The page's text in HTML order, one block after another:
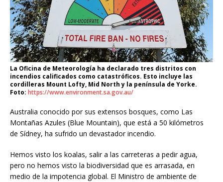
La Oficina de Meteorología ha declarado tres distritos con
incendios calificados como catastróficos. Esto incluye las
cordilleras Mount Lofty, Mid North y la península de Yorke.
Foto: https://www.environment.sa.gov.au/
Australia conocido por sus extensos bosques, como Las
Montañas Azules (Blue Mountain), que está a 50 kilómetros
de Sídney, ha sufrido un devastador incendio.
Hemos visto los koalas, salir a las carreteras a pedir agua,
pero no hemos visto la biodiversidad que es arrasada, en
medio de la impotencia global. El Ministro de ambiente de